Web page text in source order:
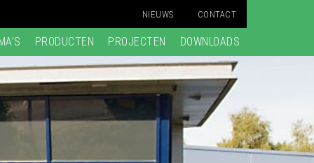
NIEUWS CONTACT
PRODUCTEN PROJECTEN DOWNLOADS